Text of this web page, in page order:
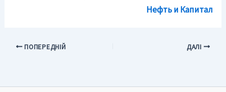
Нефть и Капитал
ПОПЕРЕДНІЙ ДАЛІ